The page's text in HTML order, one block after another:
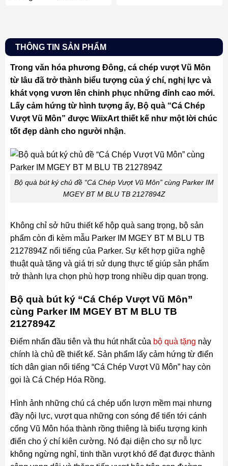
THÔNG TIN SẢN PHẨM
Trong văn hóa phương Đông, cá chép vượt Vũ Môn
từ lâu đã trở thành biểu tượng của ý chí, nghị lực và
khát vọng vươn lên chinh phục những đỉnh cao mới.
Lấy cảm hứng từ hình tượng ấy, Bộ quà “Cá Chép
Vượt Vũ Môn” được WiixArt thiết kế như một lời chúc
tốt đẹp dành cho người nhận.
Bộ quà bút ký chủ đề “Cá Chép Vượt Vũ Môn” cùng Parker IM
MGEY BT M BLU TB 2127894Z
Không chỉ sở hữu thiết kế hộp quà sang trọng, bộ sản
phẩm còn đi kèm mẫu Parker IM MGEY BT M BLU TB
2127894Z nổi tiếng của Parker. Sự kết hợp giữa nghệ
thuật quà tặng và giá trị sử dụng thực tế giúp sản phẩm
trở thành lựa chọn phù hợp trong nhiều dịp quan trọng.
Bộ quà bút ký “Cá Chép Vượt Vũ Môn”
cùng Parker IM MGEY BT M BLU TB
2127894Z
Điểm nhấn đầu tiên và thu hút nhất của bộ quà tặng này
chính là chủ đề thiết kế. Sản phẩm lấy cảm hứng từ điển
tích dân gian nổi tiếng “Cá Chép Vượt Vũ Môn” hay còn
gọi là Cá Chép Hóa Rồng.
Hình ảnh những chú cá chép uốn lượn mềm mại nhưng
đầy nội lực, vượt qua những con sóng để tiến tới cánh
cổng Vũ Môn hóa thành rồng thiêng là biểu tượng kinh
điển cho ý chí kiên cường. Nó đại diện cho sự nỗ lực
không ngừng nghỉ, tinh thần vượt khó để đạt được thành